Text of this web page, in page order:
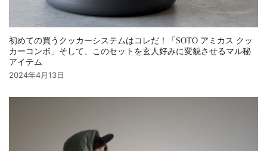
初めての買うクッカーシステムはコレだ！「SOTO アミカス クッ
カーコンボ」そして、このセットを玄人好みに変貌させるマル秘
アイテム
2024年4月13日